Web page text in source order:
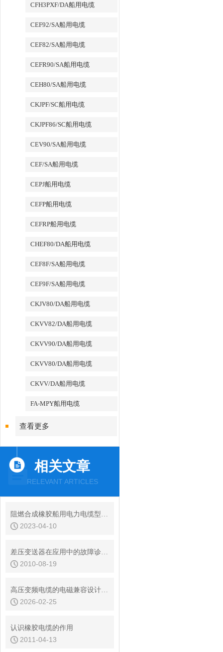
CFH3PXF/DA船用电缆
CEF92/SA船用电缆
CEF82/SA船用电缆
CEFR90/SA船用电缆
CEH80/SA船用电缆
CKJPF/SC船用电缆
CKJPF86/SC船用电缆
CEV90/SA船用电缆
CEF/SA船用电缆
CEPJ船用电缆
CEFP船用电缆
CEFRP船用电缆
CHEF80/DA船用电缆
CEF8F/SA船用电缆
CEF9F/SA船用电缆
CKJV80/DA船用电缆
CKVV82/DA船用电缆
CKVV90/DA船用电缆
CKVV80/DA船用电缆
CKVV/DA船用电缆
FA-MPY船用电缆
查看更多
相关文章
RELEVANT ARTICLES
阻燃合成橡胶船用电力电缆型号选型
2023-04-10
差压变送器在应用中的故障诊断与分析
2010-08-19
高压变频电缆的电磁兼容设计与干扰抑制
2026-02-25
认识橡胶电缆的作用
2011-04-13